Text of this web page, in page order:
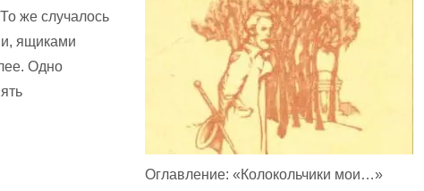
же случалось
ящиками
Одно
Оглавление: «Колокольчики мои…»